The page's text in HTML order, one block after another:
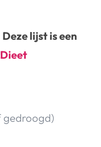
5
lijst is een
gedroogd)